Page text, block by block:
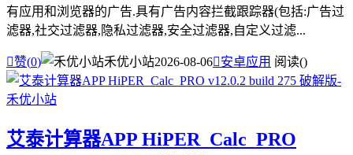
有应用和浏览器的广告.具有广告内容拦截跟踪器(包括:广告过
滤器,社交过滤器,隐私过滤器,安全过滤器,自定义过滤...
赞(0) 禾优小站2026-08-06安卓应用 阅读()
艾泰计算器APP HiPER_Calc_PRO